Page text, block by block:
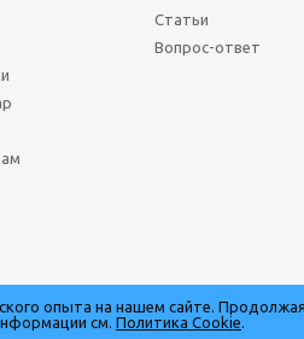
Статьи
Вопрос-ответ
опыта на нашем сайте.
см. Политика Cookie.